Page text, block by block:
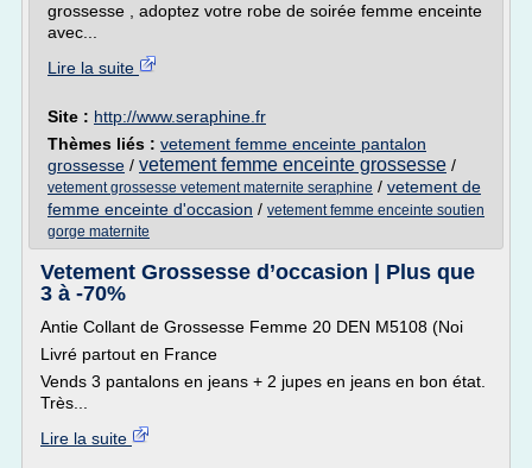
grossesse , adoptez votre robe de soirée femme enceinte
avec...
Lire la suite
Site : http://www.seraphine.fr
Thèmes liés : vetement femme enceinte pantalon
grossesse / vetement femme enceinte grossesse /
vetement grossesse vetement maternite seraphine / vetement de
femme enceinte d'occasion / vetement femme enceinte soutien
gorge maternite
Vetement Grossesse d’occasion | Plus que
3 à -70%
Antie Collant de Grossesse Femme 20 DEN M5108 (Noi
Livré partout en France
Vends 3 pantalons en jeans + 2 jupes en jeans en bon état.
Très...
Lire la suite